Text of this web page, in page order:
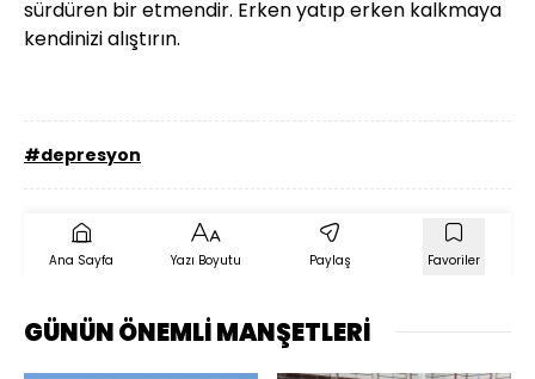
sürdüren bir etmendir. Erken yatıp erken kalkmaya
kendinizi alıştırın.
#depresyon
Ana Sayfa Yazı Boyutu Paylaş Favoriler
GÜNÜN ÖNEMLİ MANŞETLERİ